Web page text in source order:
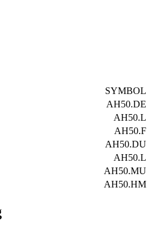
SYMBOL
AH50.DE
AH50.L
AH50.F
AH50.DU
AH50.L
AH50.MU
AH50.HM